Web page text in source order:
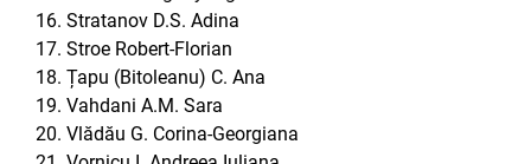
Stratanov D.S. Adina
Stroe Robert-Florian
Țapu (Bitoleanu) C. Ana
Vahdani A.M. Sara
Vlădău G. Corina-Georgiana